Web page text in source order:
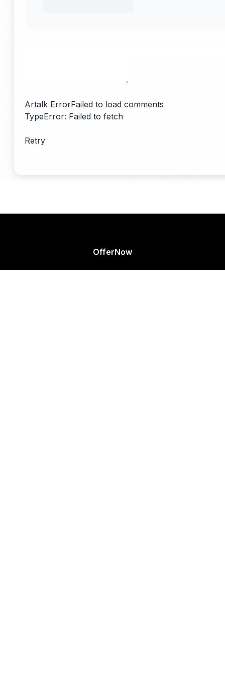
Artalk ErrorFailed to load comments
TypeError: Failed to fetch
Retry
OfferNow